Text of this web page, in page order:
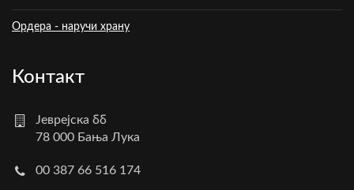
Ордера - наручи храну
Контакт
Јеврејска бб
78 000 Бања Лука
00 387 66 516 174